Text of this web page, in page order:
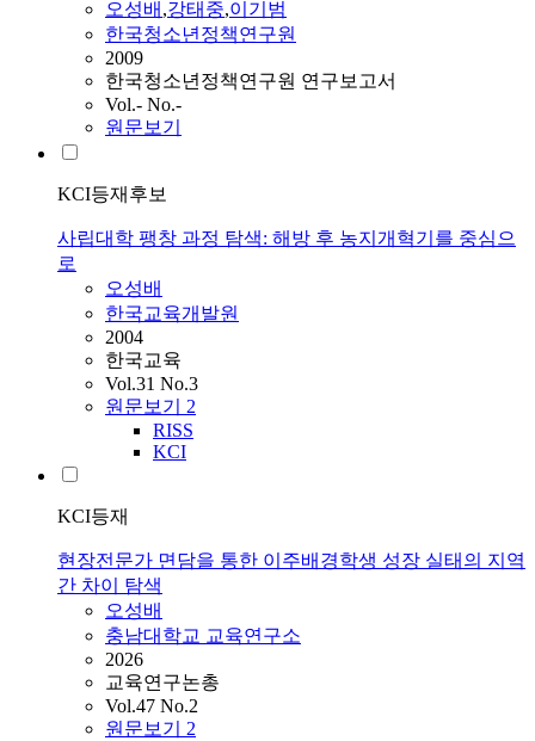
오성배 ,강태중,이기범
한국청소년정책연구원
2009
한국청소년정책연구원 연구보고서
Vol.- No.-
원문보기
KCI등재후보
사립대학 팽창 과정 탐색: 해방 후 농지개혁기를 중심으
로
오성배
한국교육개발원
2004
한국교육
Vol.31 No.3
원문보기 2
RISS
KCI
KCI등재
현장전문가 면담을 통한 이주배경학생 성장 실태의 지역
간 차이 탐색
오성배
충남대학교 교육연구소
2026
교육연구논총
Vol.47 No.2
원문보기 2